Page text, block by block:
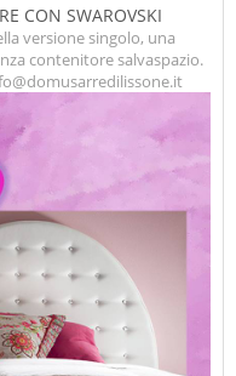
CON SWAROVSKI
versione singolo, una
contenitore salvaspazio.